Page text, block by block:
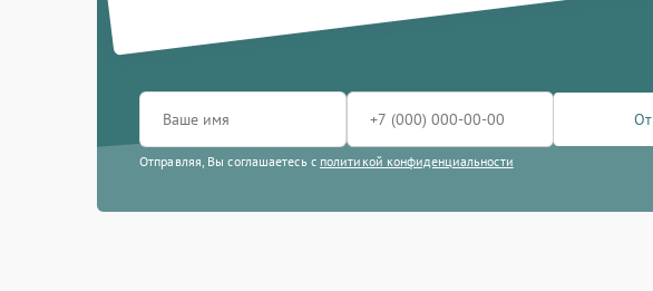
Отправляя, Вы соглашаетесь с политикой конфиденциальности